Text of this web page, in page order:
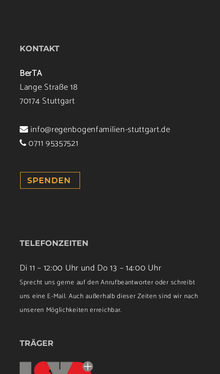
KONTAKT
BerTA
Lange Straße 18
70174 Stuttgart
info@regenbogenfamilien-stuttgart.de
0711 95357521
TELEFONZEITEN
Di 11 – 12:00 Uhr und Do 13 – 14:00 Uhr
Sprecht uns gerne auf den Anrufbeantworter oder schreibt
uns eine E-Mail. Auch außerhalb dieser Zeiten sind wir nach
unseren Möglichkeiten erreichbar.
TRÄGER